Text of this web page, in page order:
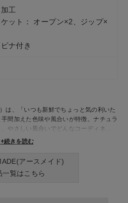
工
ット： オープン×2、ジップ×
ナ付き
は、「いつも新鮮でちょっと気の利いた
間加えた色味や風合いが特徴。ナチュラ
やさしい風合いでどんなコーディネート
バッグ、トートバッグなど、毎日持ちた
く、使い勝手も抜群。内ポケットや開け
しい細かな気配りも詰まっています。ど
+続きを読む
アースメイド)
一覧はこちら